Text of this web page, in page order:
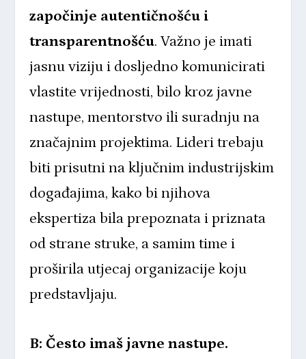
započinje autentičnošću i
transparentnošću. Važno je imati
jasnu viziju i dosljedno komunicirati
vlastite vrijednosti, bilo kroz javne
nastupe, mentorstvo ili suradnju na
značajnim projektima. Lideri trebaju
biti prisutni na ključnim industrijskim
događajima, kako bi njihova
ekspertiza bila prepoznata i priznata
od strane struke, a samim time i
proširila utjecaj organizacije koju
predstavljaju.
B: Često imaš javne nastupe.